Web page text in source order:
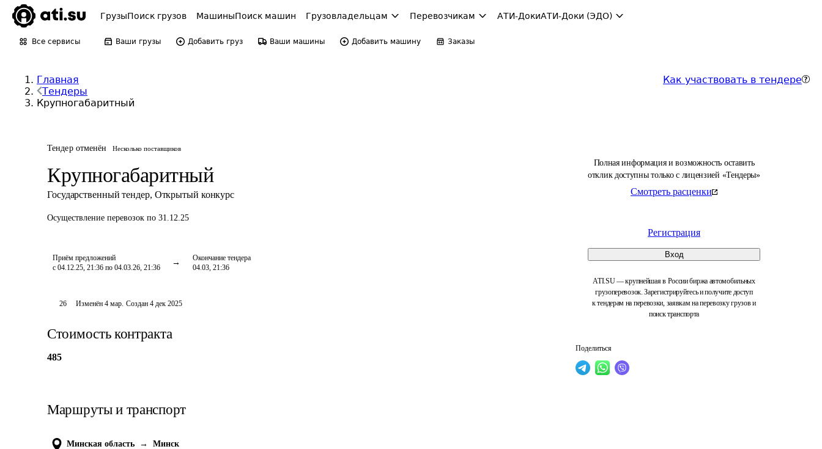
ГрузыПоиск грузов МашиныПоиск машин Грузовладельцам Перевозчикам АТИ-ДокиАТИ-Доки (ЭДО)
Все сервисы Ваши грузы Добавить груз Ваши машины Добавить машину Заказы
Главная
Тендеры
Крупногабаритный
Как участвовать в тендере
Тендер отменён Несколько поставщиков
Крупногабаритный
Государственный тендер, Открытый конкурс
Осуществление перевозок по 31.12.25
Приём предложений
с 04.12.25, 21:36 по 04.03.26, 21:36
Окончание тендера
04.03, 21:36
Полная информация и возможность оставить
отклик доступны только с лицензией «Тендеры»
Смотреть расценки
Регистрация
Вход
ATI.SU — крупнейшая в России биржа автомобильных
грузоперевозок. Зарегистрируйтесь и получите доступ
к тендерам на перевозки, заявкам на перевозку грузов и
поиск транспорта
Поделиться
26 Изменён4 мар. Создан 4 дек 2025
Стоимость контракта
485
Маршруты и транспорт
Минская область → Минск